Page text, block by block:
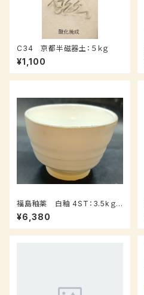
C34 京都半磁器土：５ｋｇ
¥1,100
福島釉薬 白釉 4ST：3.5kｇ
（送料込み：レターパックプラス）
¥6,380